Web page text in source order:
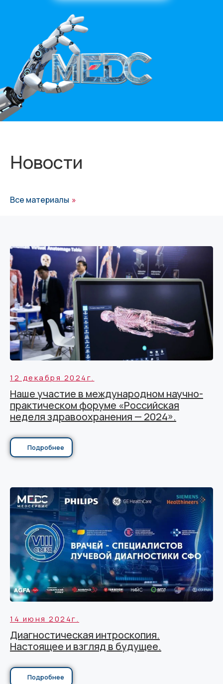
Новости
Все материалы »
12 декабря 2024г.
Наше участие в международном научно-
практическом форуме «Российская
неделя здравоохранения — 2024».
Подробнее
14 июня 2024г.
Диагностическая интроскопия.
Настоящее и взгляд в будущее.
Подробнее